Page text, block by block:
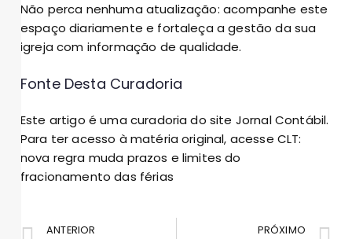
Não perca nenhuma atualização: acompanhe este
espaço diariamente e fortaleça a gestão da sua
igreja com informação de qualidade.
Fonte Desta Curadoria
Este artigo é uma curadoria do site Jornal Contábil.
Para ter acesso à matéria original, acesse CLT:
nova regra muda prazos e limites do
fracionamento das férias
ANTERIOR PRÓXIMO